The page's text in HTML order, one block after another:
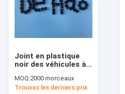
Joint en plastique
noir des véhicules à
antistatique POM
Parts
MOQ:2000 morceaux
Trouvez les derniers prix